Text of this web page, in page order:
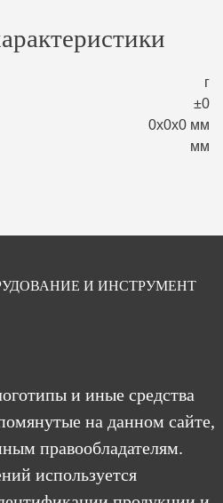
г
±0
0х0х0 мм
мм
И ИНСТРУМЕНТ
и иные средства
на данном сайте,
правообладателям.
используется